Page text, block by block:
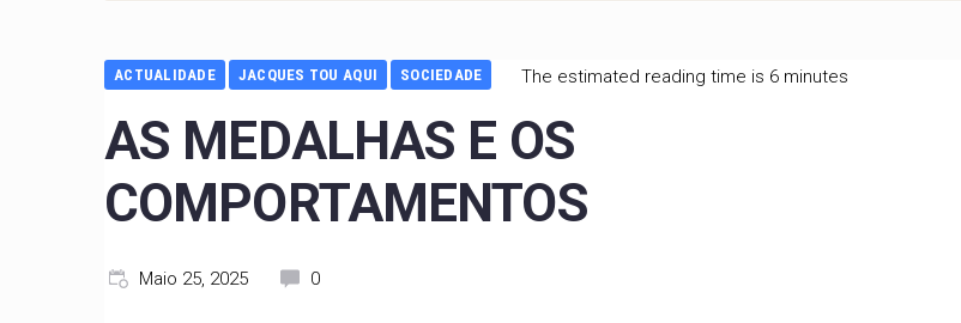
ACTUALIDADE JACQUES TOU AQUI SOCIEDADE The estimated reading time is 6 minutes
AS MEDALHAS E OS
COMPORTAMENTOS
Maio 25, 2025 0